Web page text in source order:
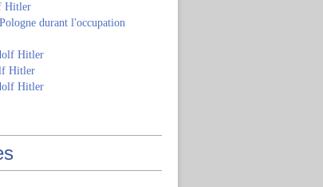
Hitler
durant l'occupation
Hitler
Hitler
Hitler